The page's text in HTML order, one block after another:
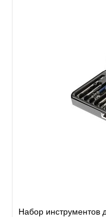
Набор инструментов